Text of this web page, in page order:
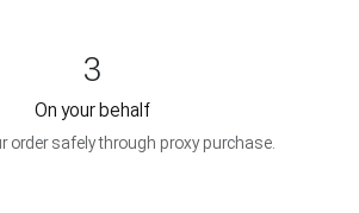
3
On your behalf
order safely through proxy purchase.